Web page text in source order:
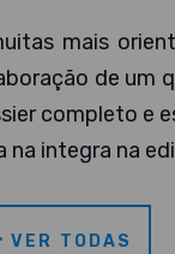
mais
de um
completo e
na integra na
VER TODAS